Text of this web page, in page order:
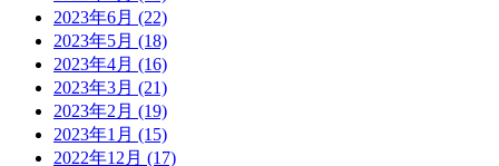
2023年6月 (22)
2023年5月 (18)
2023年4月 (16)
2023年3月 (21)
2023年2月 (19)
2023年1月 (15)
2022年12月 (17)